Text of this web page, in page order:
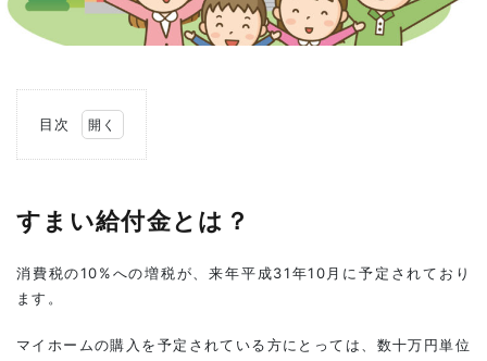
目次
付金
と
2
す
い
すまい給付金とは？
消費税の10%への増税が、来年平成31年10月に予定されており
ます。
マイホームの購入を予定されている方にとっては、数十万円単位